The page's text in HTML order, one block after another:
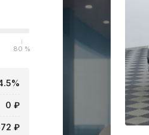
80 %
0 ₽
₽